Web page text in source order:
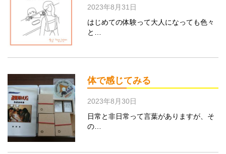
2023年8月31日
はじめての体験って大人になっても色々
と…
体で感じてみる
2023年8月30日
日常と非日常って言葉がありますが、そ
の…